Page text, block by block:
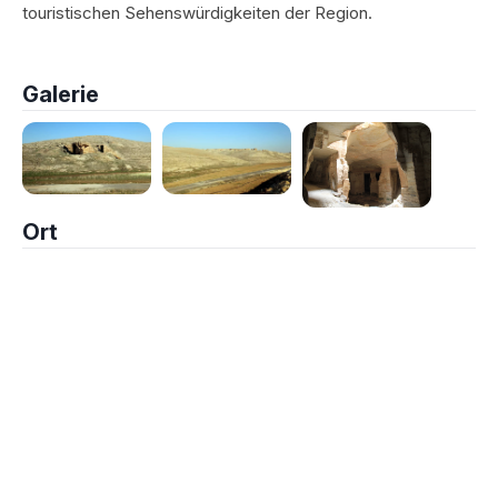
touristischen Sehenswürdigkeiten der Region.
Galerie
Ort